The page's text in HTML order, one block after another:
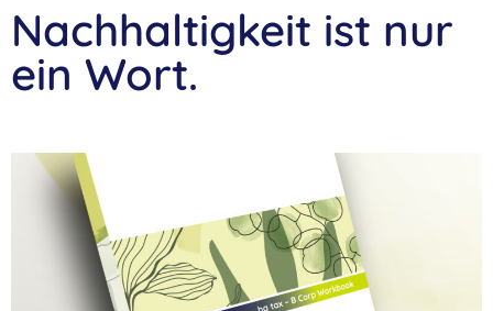
Nachhaltigkeit ist nur
ein Wort.